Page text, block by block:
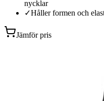
nycklar
✓Håller formen och
Jämför pris